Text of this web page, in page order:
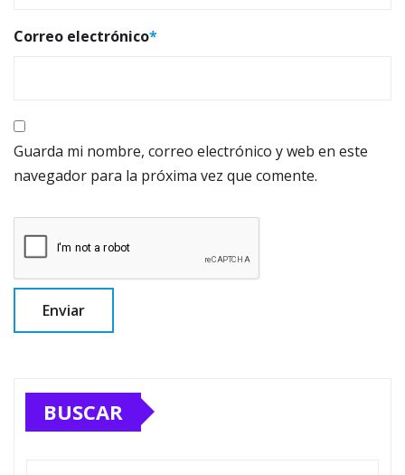
Correo electrónico*
Guarda mi nombre, correo electrónico y web en este
navegador para la próxima vez que comente.
BUSCAR